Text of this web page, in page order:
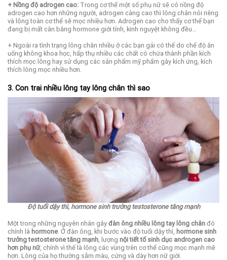
+ Nồng độ adrogen cao: Trong cơ thể một số phụ nữ sẽ có nồng độ
adrogen cao hơn những người, adrogen càng cao thì lông chân nói riêng
và lông toàn cơ thể sẽ mọc nhiều hơn. Adrogen cao cho thấy cơ thể bạn
đang bị mất cân bằng hormone giới tính, kinh nguyệt không đều…
+ Ngoài ra tình trạng lông chân nhiều ở các bạn gái có thể do chế độ ăn
uống không khoa học, hấp thụ nhiều các chất có chứa thành phần kích
thích mọc lông hay sử dụng các sản phẩm mỹ phẩm gây kích ứng, kích
thích lông mọc nhiều hơn.
3. Con trai nhiều lông tay lông chân thì sao
Độ tuổi dậy thì, hormone sinh trưởng testosterone tăng mạnh
Một trong những nguyên nhân gây đàn ông nhiều lông tay lông chân đó
chính là hormone . Ở đàn ông, khi bước vào độ tuổi dậy thì, hormone sinh
trưởng testosterone tăng mạnh , lượng nội tiết tố sinh dục androgen cao
hơn phụ nữ, chính vì thế là lông các vùng trên cơ thể cũng mọc mạnh mẽ
hơn. Lông của họ thường sẫm màu, cứng và dày hơn nữ giới.